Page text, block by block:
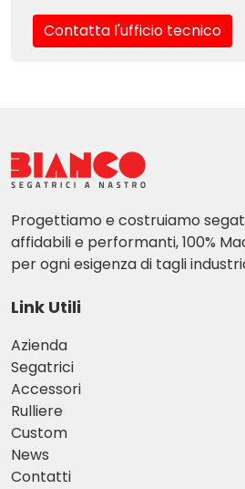
Contatta l'ufficio tecnico
Progettiamo e costruiamo
affidabili e performanti, 100%
per ogni esigenza di tagli
Link Utili
Azienda
Segatrici
Accessori
Rulliere
Custom
News
Contatti